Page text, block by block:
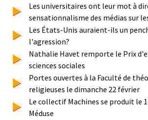
Les universitaires ont leur mot à
sensationnalisme des médias sur
Les États-Unis auraient-ils un
l'agression?
Nathalie Havet remporte le Prix
sciences sociales
Portes ouvertes à la Faculté de
religieuses le dimanche 22 février
Le collectif Machines se produit le
Méduse